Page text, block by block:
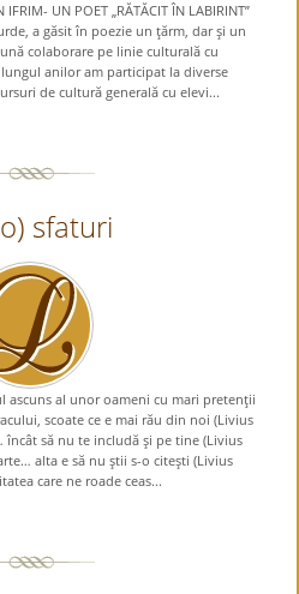
UN POET „RĂTĂCIT ÎN LABIRINT”
a găsit în poezie un ţărm, dar şi un
colaborare pe linie culturală cu
anilor am participat la diverse
de cultură generală cu elevi...
sfaturi
ascuns al unor oameni cu mari pretenţii
scoate ce e mai rău din noi (Livius
încât să nu te includă şi pe tine (Livius
alta e să nu ştii s-o citeşti (Livius
care ne roade ceas...